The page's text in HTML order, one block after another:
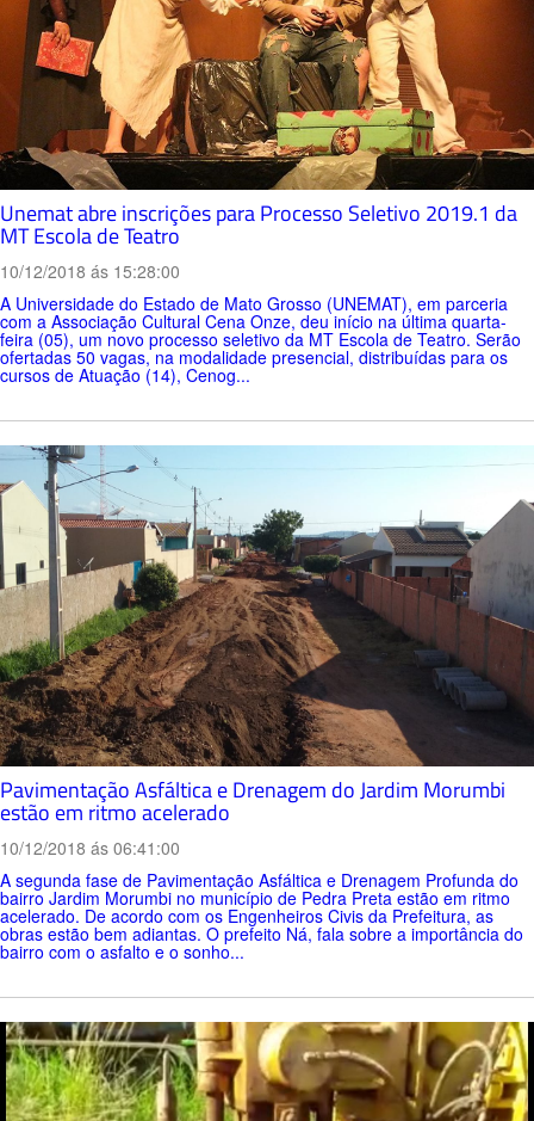
Unemat abre inscrições para Processo Seletivo 2019.1 da
MT Escola de Teatro
10/12/2018 ás 15:28:00
A Universidade do Estado de Mato Grosso (UNEMAT), em parceria
com a Associação Cultural Cena Onze, deu início na última quarta-
feira (05), um novo processo seletivo da MT Escola de Teatro. Serão
ofertadas 50 vagas, na modalidade presencial, distribuídas para os
cursos de Atuação (14), Cenog...
Pavimentação Asfáltica e Drenagem do Jardim Morumbi
estão em ritmo acelerado
10/12/2018 ás 06:41:00
A segunda fase de Pavimentação Asfáltica e Drenagem Profunda do
bairro Jardim Morumbi no município de Pedra Preta estão em ritmo
acelerado. De acordo com os Engenheiros Civis da Prefeitura, as
obras estão bem adiantas. O prefeito Ná, fala sobre a importância do
bairro com o asfalto e o sonho...